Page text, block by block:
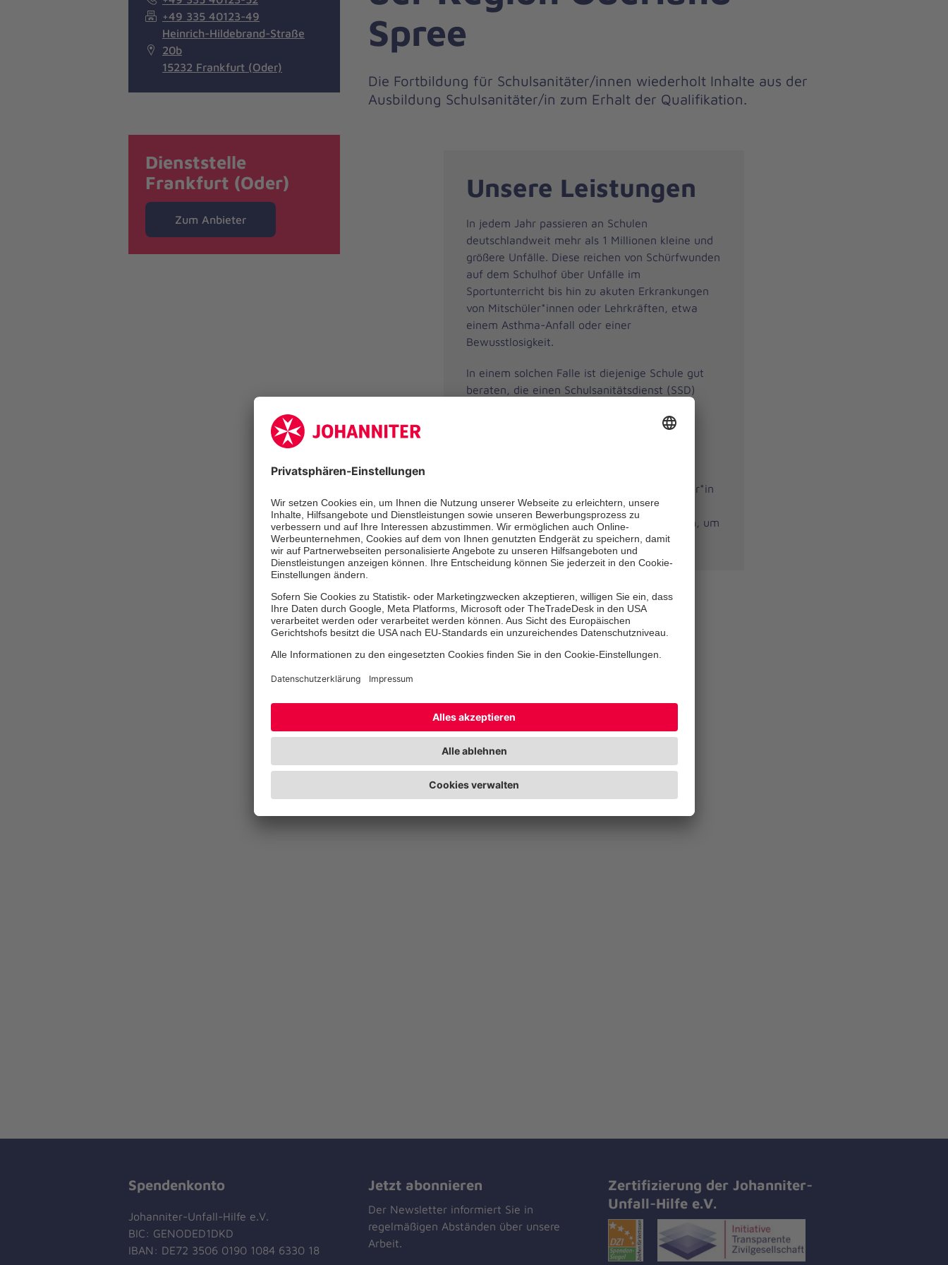
Spree
Die Fortbildung für Schulsanitäter/innen wiederholt Inhalte aus der
Ausbildung Schulsanitäter/in zum Erhalt der Qualifikation.
Unsere Leistungen
In jedem Jahr passieren an Schulen
deutschlandweit mehr als 1 Millionen kleine und
größere Unfälle. Diese reichen von Schürfwunden
auf dem Schulhof über Unfälle im
Sportunterricht bis hin zu akuten Erkrankungen
von Mitschüler*innen oder Lehrkräften, etwa
einem Asthma-Anfall oder einer
Bewusstlosigkeit.
In einem solchen Falle ist diejenige Schule gut
beraten, die einen Schulsanitätsdienst (SSD)
sofort vor Ort und können als qualifizierte
sollen sich zusätzlich zum Kurs Schulsanitäter*in
in jedem (Schul-) Jahr im Umfang von
mindestens 8 Unterrichtseinheiten fortbilden, um
ihre Qualifikation zu erhalten.
+49 335 40123-49
Heinrich-Hildebrand-Straße
20b
15232 Frankfurt (Oder)
Dienststelle
Frankfurt (Oder)
Zum Anbieter
Spendenkonto
Johanniter-Unfall-Hilfe e.V.
BIC: GENODED1DKD
IBAN: DE72 3506 0190 1084 6330 18
Jetzt abonnieren
Der Newsletter informiert Sie in
regelmäßigen Abständen über unsere
Arbeit.
Zertifizierung der Johanniter-
Unfall-Hilfe e.V.